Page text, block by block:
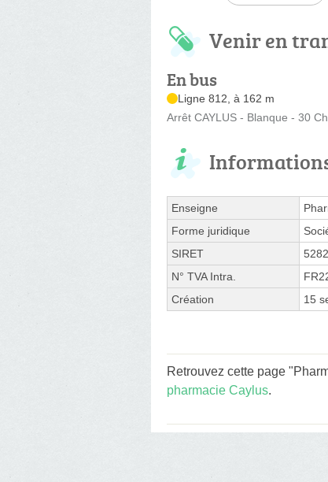
Venir en
En bus
Ligne 812, à 162 m
Arrêt CAYLUS - Blanque - 30
Enseigne
Forme juridique
SIRET
N° TVA Intra.
Création
15
Retrouvez cette page
pharmacie Caylus.